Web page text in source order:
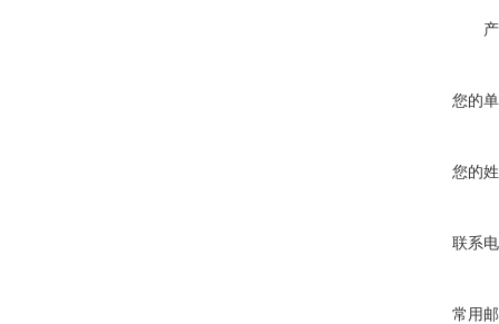
您的
您的
联系
常用